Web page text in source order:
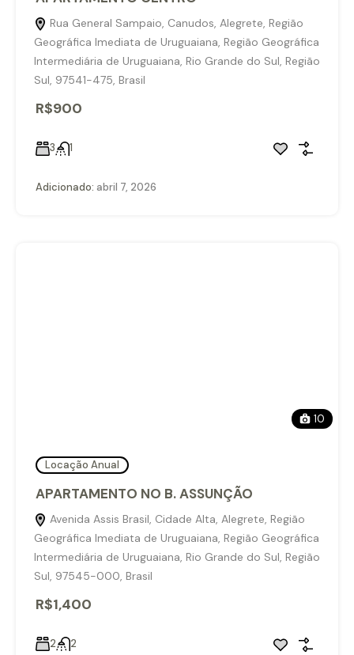
Rua General Sampaio, Canudos, Alegrete, Região
Geográfica Imediata de Uruguaiana, Região Geográfica
Intermediária de Uruguaiana, Rio Grande do Sul, Região
Sul, 97541-475, Brasil
R$900
3 1
Adicionado: abril 7, 2026
10
Locação Anual
APARTAMENTO NO B. ASSUNÇÃO
Avenida Assis Brasil, Cidade Alta, Alegrete, Região
Geográfica Imediata de Uruguaiana, Região Geográfica
Intermediária de Uruguaiana, Rio Grande do Sul, Região
Sul, 97545-000, Brasil
R$1,400
2 2